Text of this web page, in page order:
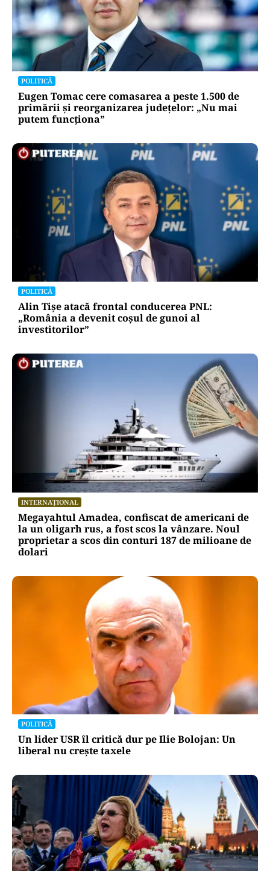
POLITICĂ
Eugen Tomac cere comasarea a peste 1.500 de
primării și reorganizarea județelor: „Nu mai
putem funcționa”
POLITICĂ
Alin Tișe atacă frontal conducerea PNL:
„România a devenit coșul de gunoi al
investitorilor”
INTERNAȚIONAL
Megayahtul Amadea, confiscat de americani de
la un oligarh rus, a fost scos la vânzare. Noul
proprietar a scos din conturi 187 de milioane de
dolari
POLITICĂ
Un lider USR îl critică dur pe Ilie Bolojan: Un
liberal nu crește taxele